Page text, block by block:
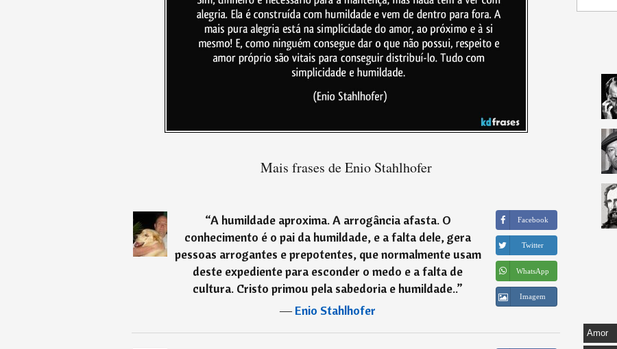
Mais frases de Enio Stahlhofer
“A humildade aproxima. A arrogância afasta. O
conhecimento é o pai da humildade, e a falta dele, gera
pessoas arrogantes e prepotentes, que normalmente usam
deste expediente para esconder o medo e a falta de
cultura. Cristo primou pela sabedoria e humildade..”
―Enio Stahlhofer
Facebook
Twitter
WhatsApp
Imagem
Amor